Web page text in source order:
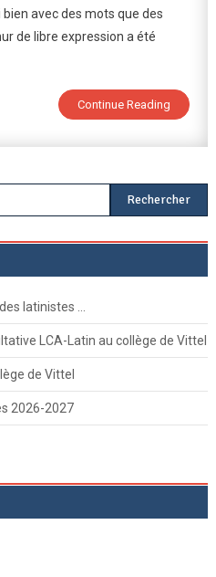
avec des mots que des
de libre expression a été
Continue Reading
Rechercher :
latinistes …
LCA-Latin au collège de Vittel
de Vittel
2026-2027